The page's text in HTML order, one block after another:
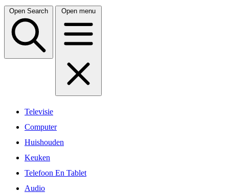
Open Search Open menu
Televisie
Computer
Huishouden
Keuken
Telefoon En Tablet
Audio